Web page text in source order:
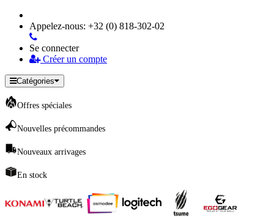
Appelez-nous: +32 (0) 818-302-02
Se connecter
Créer un compte
Catégories
Offres spéciales
Nouvelles précommandes
Nouveaux arrivages
En stock